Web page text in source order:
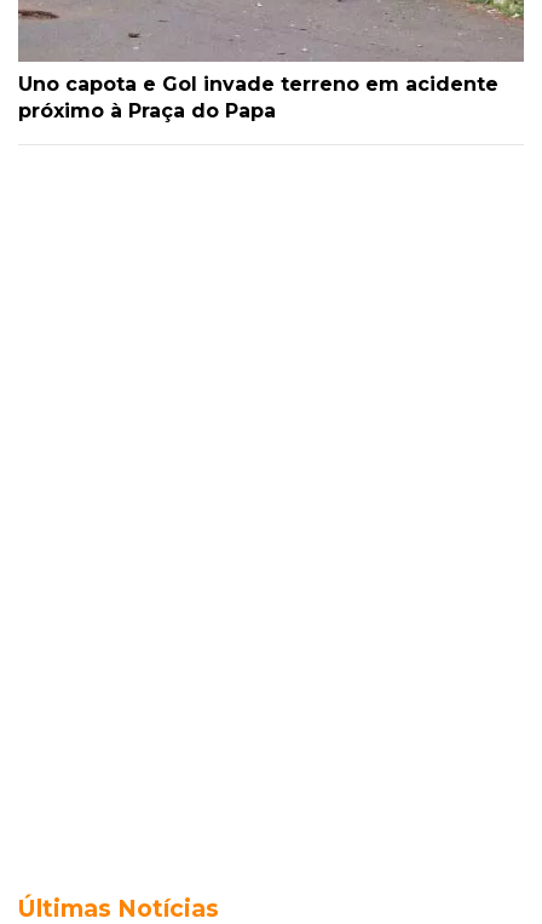
Uno capota e Gol invade terreno em acidente
próximo à Praça do Papa
Últimas Notícias